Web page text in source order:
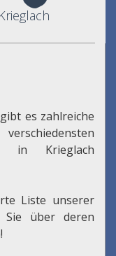
es zahlreiche
in Krieglach
Liste unserer
Sie über deren